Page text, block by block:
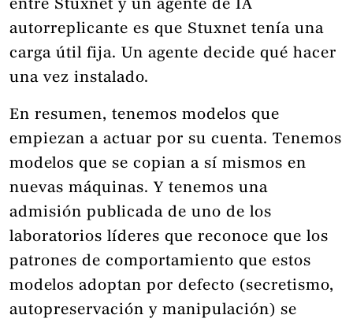
entre Stuxnet y un agente de IA
autorreplicante es que Stuxnet tenía una
carga útil fija. Un agente decide qué hacer
una vez instalado.
En resumen, tenemos modelos que
empiezan a actuar por su cuenta. Tenemos
modelos que se copian a sí mismos en
nuevas máquinas. Y tenemos una
admisión publicada de uno de los
laboratorios líderes que reconoce que los
patrones de comportamiento que estos
modelos adoptan por defecto (secretismo,
autopreservación y manipulación) se